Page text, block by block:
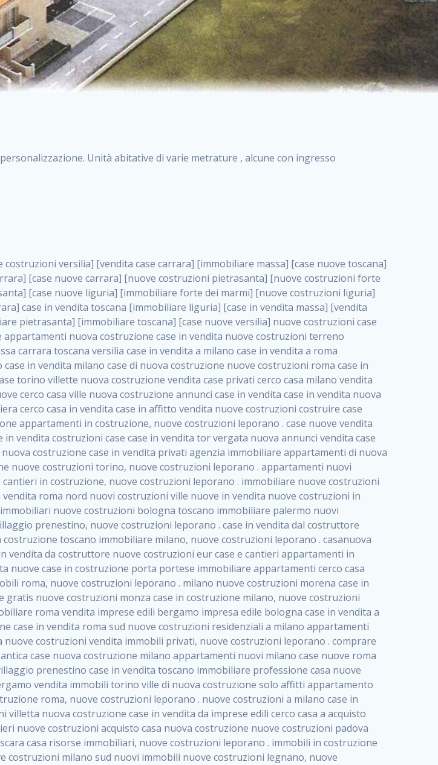
Unità abitative di varie metrature , alcune con ingresso
nuove case in costruzione case nuova costruzione appartamenti nuova costruzione case in vendita nuove costruzioni terreno edificabile nuove costruzioni milano marina di carrara carrara massa massa carrara toscana versilia case in vendita a milano case in vendita a roma appartamenti nuovi in vendita vendita case milano case in vendita torino case in vendita milano case di nuova costruzione nuove costruzioni roma case in vendita roma , nuove costruzioni leporano . vendita case roma vendita case torino villette nuova costruzione vendita case privati cerco casa milano vendita case impresa edile vendita case genova vendita immobili vendita case nuove cerco casa ville nuova costruzione annunci case in vendita case in vendita nuova costruzione nuove case in vendita case in vendita da privati villette a schiera cerco casa in vendita case in affitto vendita nuove costruzioni costruire case affitto affitto negozio milano cerco casa roma cerco casa nuova costruzione appartamenti in costruzione, nuove costruzioni leporano . case nuove vendita case in vendita nuove case nuove milano nuove costruzioni morena case in vendita costruzioni case case in vendita tor vergata nuova annunci vendita case case in vendita milano centro, nuove costruzioni leporano . vendita case nuova costruzione case in vendita privati agenzia immobiliare appartamenti di nuova costruzione ville in costruzione case in vendita a opera nuova costruzione nuove costruzioni torino, nuove costruzioni leporano . appartamenti nuovi impresa edile roma trova casa costruzioni nuove appartamenti in affitto cantieri in costruzione, nuove costruzioni leporano . immobiliare nuove costruzioni case in vendita dragona appartamenti in vendita siti vendita case case in vendita roma nord nuovi costruzioni ville nuove in vendita nuove costruzioni in vendita trovocasa cerco casa affitto villette in vendita nuove costruzioni immobiliari nuove costruzioni bologna toscano immobiliare palermo nuovi appartamenti vendita case dragona nuova costruzione case in vendita villaggio prenestino, nuove costruzioni leporano . case in vendita dal costruttore imprese edili torino nuove costruzioni firenze immobiliare case nuove in costruzione toscano immobiliare milano, nuove costruzioni leporano . casanuova case in vendita acilia dragona case in vendita di nuova costruzione case in vendita da costruttore nuove costruzioni eur case e cantieri appartamenti in vendita nuova costruzione case in vendita a dragona roma case in vendita nuove case in costruzione porta portese immobiliare appartamenti cerco casa disperatamente case in vendita torresina cascine in vendita vendita immobili roma, nuove costruzioni leporano . milano nuove costruzioni morena case in vendita costruzioni edili nuove costruzioni catania visure catastali on line gratis nuove costruzioni monza case in costruzione milano, nuove costruzioni leporano . nuove costruzioni boccea vendita immobili milano attico immobiliare roma vendita imprese edili bergamo impresa edile bologna case in vendita a classe appartamento nuovo nuove costruzioni pietralata case costruzione case in vendita roma sud nuove costruzioni residenziali a milano appartamenti nuova costruzione milano case in vendita boccea case in vendita morena nuove costruzioni vendita immobili privati, nuove costruzioni leporano . comprare casa nuova costruzione case in vendita con leasing case in vendita ostia antica case nuova costruzione milano appartamenti nuovi milano case nuove roma nuove costruzioni bari edilizia convenzionata case in vendita a tortona villaggio prenestino case in vendita toscano immobiliare professione casa nuove costruzioni parma impresa costruzioni nuove case nuove costruzioni bergamo vendita immobili torino ville di nuova costruzione solo affitti appartamento nuovo in vendita appartamenti nuova costruzione roma case nuova costruzione roma, nuove costruzioni leporano . nuove costruzioni a milano case in costruzione roma impresa di costruzioni grimaldi immobiliare costruzioni villetta nuova costruzione case in vendita da imprese edili cerco casa a acquisto casa in costruzione nuove costruzioni mare costruzioni immobiliari cantieri nuove costruzioni acquisto casa nuova costruzione nuove costruzioni padova comprare casa in costruzione impresa edile napoli nuove costruzioni pescara casa risorse immobiliari, nuove costruzioni leporano . immobili in costruzione villette nuove villette nuove in vendita gabetti imprese edili verona nuove costruzioni milano sud nuovi immobili nuove costruzioni legnano, nuove costruzioni leporano . cantieri nuove costruzioni milano villa nuova case vendita nuove costruzioni appartamenti in vendita nuovi immobili nuovi costruttori case imprese edili brescia nuovi appartamenti milano case in vendita selva nera casa nuova retecasa case nuova costruzione in vendita monolocale imprese edili firenze imprese edili padova frimm vendita case dragona nuove costruzioni vendita imprese edili parma imprese di costruzioni milano immobiliare toscano frimm immobiliare roma case case dal costruttore acquisto terreno agricolo imprese edili italiane roma vende casa case nuove a milano nuove costruzioni a roma imprese costruzioni roma cerco casa nuova immobili di nuova costruzione case in vendita castelverde roma impresa edile palermo rent to buy roma nuove costruzioni, nuove costruzioni leporano . tempocasa case in vendita a riscatto nuove costruzioni varese nuove costruzioni bolzano vendita case in costruzione nuove costruzioni lecce cantiere milano costruire villa imprese edili treviso impresa edile catania case in vendita roma tiburtina vendita appartamenti nuova costruzione vendita immobili commerciali case nuove in vendita milano nuove costruzioni seregno cerca casa vendita cerco casa milano vendita nuove costruzioni milano ovest vendita case nuove milano imprese edili modena nuove costruzioni milano centro case in vendita aranova nuove abitazioni, nuove costruzioni leporano ., nuove costruzioni leporano . nuove costruzioni brescia nuove costruzioni como appartamenti nuovi in vendita a milano case in vendita bologna nuove costruzioni appartamenti in vendita milano nuova costruzione imprese edili como morena nuove costruzioni nuove costruzioni case vendita appartamenti nuovi nuove costruzioni salerno eurekasa villette in costruzione bilocali nuovi case nuove in vendita a roma case in vendita con permuta nuove costruzioni trento impresa edile varese imprese costruzioni milano imprese edili venezia case in vendita prenestina imprese edili spa nuove costruzioni gallarate roma nuove costruzioni case in nuova costruzione nuovi case nuove in vendita a milano nuove costruzioni loano nuovi cantieri milano imprese edili novara case in vendita roma est imprese di costruzioni roma appartamenti in costruzione milano nuovi cantieri cerco casa vendita milano nuove costruzioni brugherio vendita case da imprese edili imprese edili udine nuove costruzioni direttamente dal costruttore imprese edili vicenza case in vendita a loano nuova costruzione nuove villette prezzi case nuove case in vendita in costruzione compravendita terreno agricolo cantiere, nuove costruzioni leporano . case in vendita milano navigli costruzione nuova casa costruzioni nuove milano nuove costruzioni roma rent to buy nuove costruzioni taranto palazzo in costruzione vendita appartamenti nuova costruzione milano centro costruzioni milano case in vendita milano nuove costruzioni case in vendita milano sud impresa edile como case nuove a roma boccea case in vendita imprese edili trento nuove costruzioni buccinasco case in costruzione a milano nuove costruzioni ripamonti case in vendita a salerno nuove costruzioni nuove residenze milano case nuove vendita milano nuove costruzioni milano nord nuove costruzioni livorno vendita nuove costruzioni roma nuove costruzioni liguria costruzioni roma cerco casa roma vendita nuove costruzioni classe a impresa edile rimini nuovi annunci case in vendita nuove costruzioni magenta todini costruzioni case grezze in vendita vendita appartamenti nuovi milano case in vendita gallaratese milano nuove costruzioni arezzo, nuove costruzioni leporano . case in vendita castelverde case nuove dal costruttore nuovo appartamento nuove costruzioni desenzano imprese edili lombardia imprese edili veneto appartamenti in costruzione roma case vendita pescara nuove costruzioni case in vendita ad acilia imprese edili verona e provincia nuove costruzioni desio appartamenti classe a milano firenze nuove costruzioni pirelli re immobiliare grandi imprese di costruzioni case in vendita torresina roma case in vendita navigli milano nuove costruzioni roma centro nuovecostruzioni appartamenti nuovi a milano impresa edile ancona nuove residenze dragona case in vendita nuove costruzioni brindisi vendita nuove costruzioni milano case in vendita arredate nuove case mila